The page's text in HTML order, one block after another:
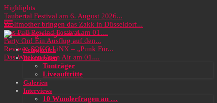
Highlights
Taubertal Festival am 6. August 2026...
Wolfmother bringen das Zakk in Düsseldorf...
Das Full Rewind Festival am 01....
Party On! Ein Ausflug auf den...
Review: SOKO LiNX – „Punk Für...
Das Wacken Open Air am 01....
Neuigkeiten
Rezensionen
Tonträger
Liveauftritte
Galerien
Interviews
10 Wunderfragen an …